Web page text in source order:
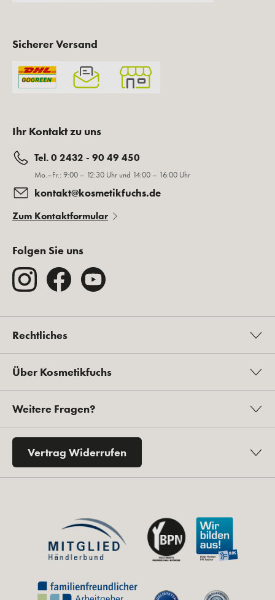
Sicherer Versand
Ihr Kontakt zu uns
Tel. 0 2432 - 90 49 450
Mo.–Fr.: 9:00 – 12:30 Uhr und 14:00 – 16:00 Uhr
kontakt@kosmetikfuchs.de
Zum Kontaktformular
Folgen Sie uns
Rechtliches
Über Kosmetikfuchs
Weitere Fragen?
Vertrag Widerrufen